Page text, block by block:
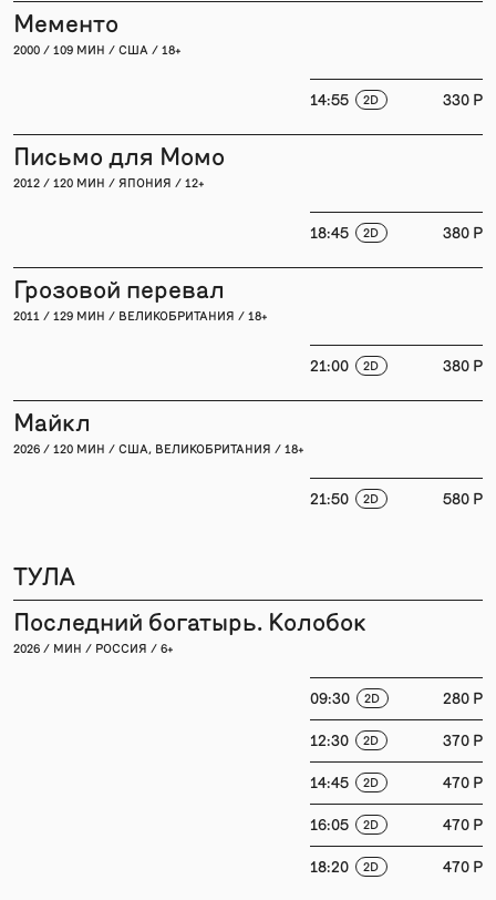
Мементо
2000 / 109 МИН / США / 18+
14:55 2D 330 P
Письмо для Момо
2012 / 120 МИН / ЯПОНИЯ / 12+
18:45 2D 380 P
Грозовой перевал
2011 / 129 МИН / ВЕЛИКОБРИТАНИЯ / 18+
21:00 2D 380 P
Майкл
2026 / 120 МИН / США, ВЕЛИКОБРИТАНИЯ / 18+
21:50 2D 580 P
ТУЛА
Последний богатырь. Колобок
2026 / МИН / РОССИЯ / 6+
09:30 2D 280 P
12:30 2D 370 P
14:45 2D 470 P
16:05 2D 470 P
18:20 2D 470 P